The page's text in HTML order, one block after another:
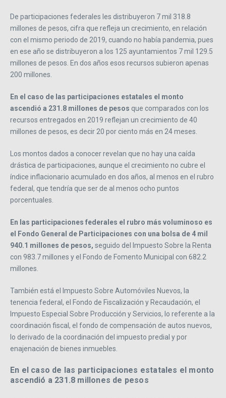
De participaciones federales les distribuyeron 7 mil 318.8
millones de pesos, cifra que refleja un crecimiento, en relación
con el mismo periodo de 2019, cuando no había pandemia, pues
en ese año se distribuyeron a los 125 ayuntamientos 7 mil 129.5
millones de pesos. En dos años esos recursos subieron apenas
200 millones.
En el caso de las participaciones estatales el monto
ascendió a 231.8 millones de pesos que comparados con los
recursos entregados en 2019 reflejan un crecimiento de 40
millones de pesos, es decir 20 por ciento más en 24 meses.
Los montos dados a conocer revelan que no hay una caída
drástica de participaciones, aunque el crecimiento no cubre el
índice inflacionario acumulado en dos años, al menos en el rubro
federal, que tendría que ser de al menos ocho puntos
porcentuales.
En las participaciones federales el rubro más voluminoso es
el Fondo General de Participaciones con una bolsa de 4 mil
940.1 millones de pesos, seguido del Impuesto Sobre la Renta
con 983.7 millones y el Fondo de Fomento Municipal con 682.2
millones.
También está el Impuesto Sobre Automóviles Nuevos, la
tenencia federal, el Fondo de Fiscalización y Recaudación, el
Impuesto Especial Sobre Producción y Servicios, lo referente a la
coordinación fiscal, el fondo de compensación de autos nuevos,
lo derivado de la coordinación del impuesto predial y por
enajenación de bienes inmuebles.
En el caso de las participaciones estatales el monto
ascendió a 231.8 millones de pesos